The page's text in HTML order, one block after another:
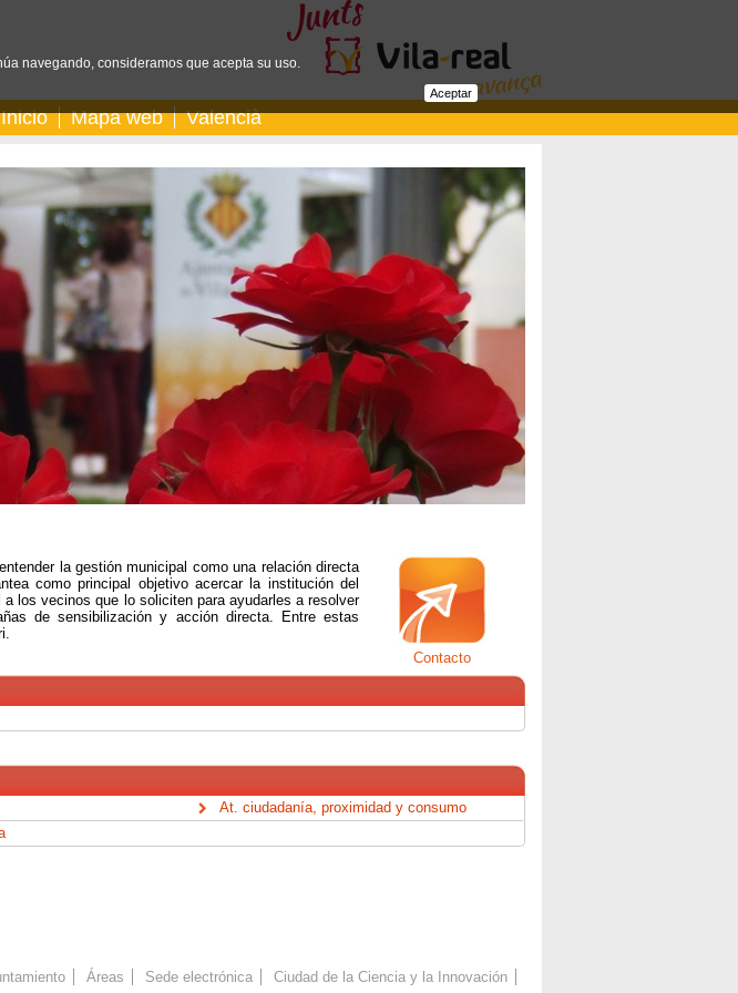
Inicio Mapa web Valencià
Contacto
la gestión municipal como una relación directa
como principal objetivo acercar la institución del
los vecinos que lo soliciten para ayudarles a resolver
de sensibilización y acción directa. Entre estas
At. ciudadanía, proximidad y consumo
Áreas Sede electrónica Ciudad de la Ciencia y la Innovación
navegando, consideramos que acepta su uso.
Aceptar